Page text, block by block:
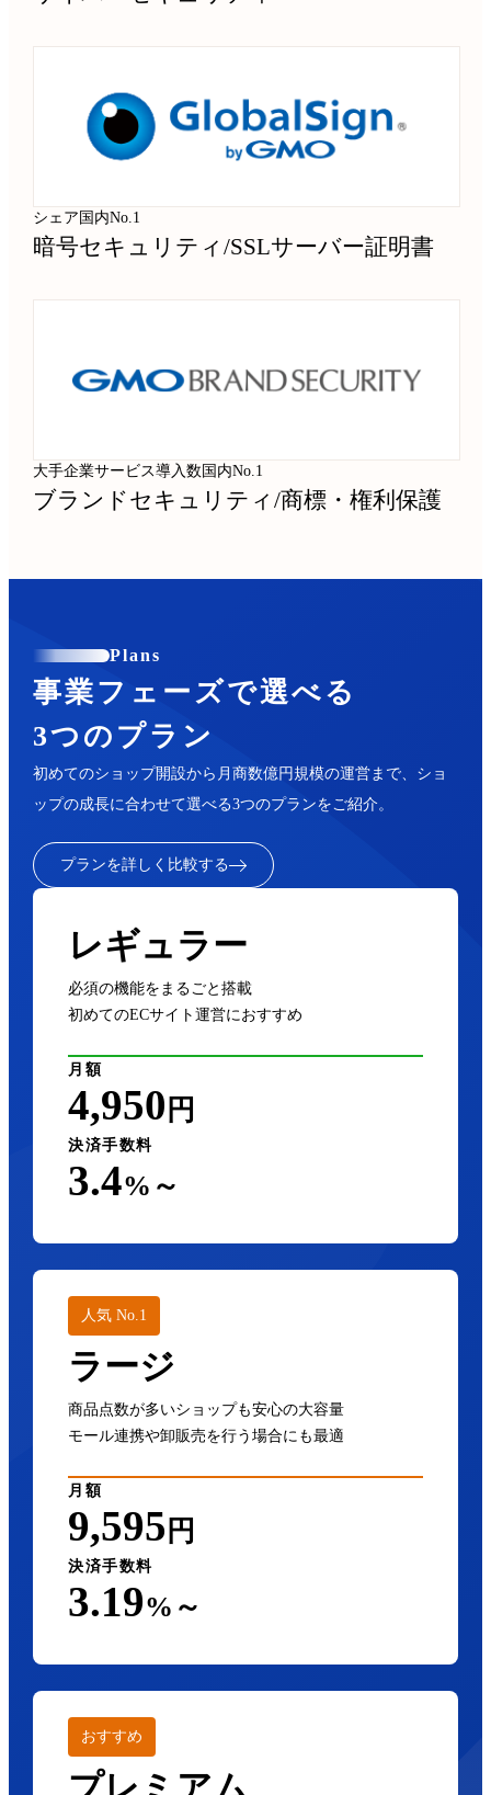
シェア国内No.1
暗号セキュリティ/SSLサーバー証明書
大手企業サービス導入数国内No.1
ブランドセキュリティ/商標・権利保護
Plans
事業フェーズで選べる
3つのプラン
初めてのショップ開設から月商数億円規模の運営まで、ショ
ップの成長に合わせて選べる3つのプランをご紹介。
プランを詳しく比較する
レギュラー
必須の機能をまるごと搭載
初めてのECサイト運営におすすめ
月額
4,950 円
決済手数料
3.4%～
人気 No.1
ラージ
商品点数が多いショップも安心の大容量
モール連携や卸販売を行う場合にも最適
月額
9,595 円
決済手数料
3.19%～
おすすめ